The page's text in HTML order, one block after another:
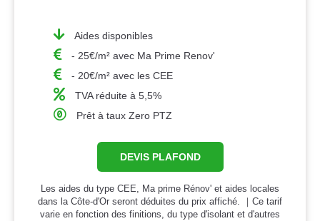
Aides disponibles
- 25€/m² avec Ma Prime Renov'
- 20€/m² avec les CEE
TVA réduite à 5,5%
Prêt à taux Zero PTZ
DEVIS PLAFOND
Les aides du type CEE, Ma prime Rénov' et aides locales
dans la Côte-d'Or seront déduites du prix affiché. ｜Ce tarif
varie en fonction des finitions, du type d'isolant et d'autres